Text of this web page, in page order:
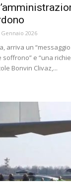
Gennaio 2026
arriva un
e “una
Bonvin Clivaz,...